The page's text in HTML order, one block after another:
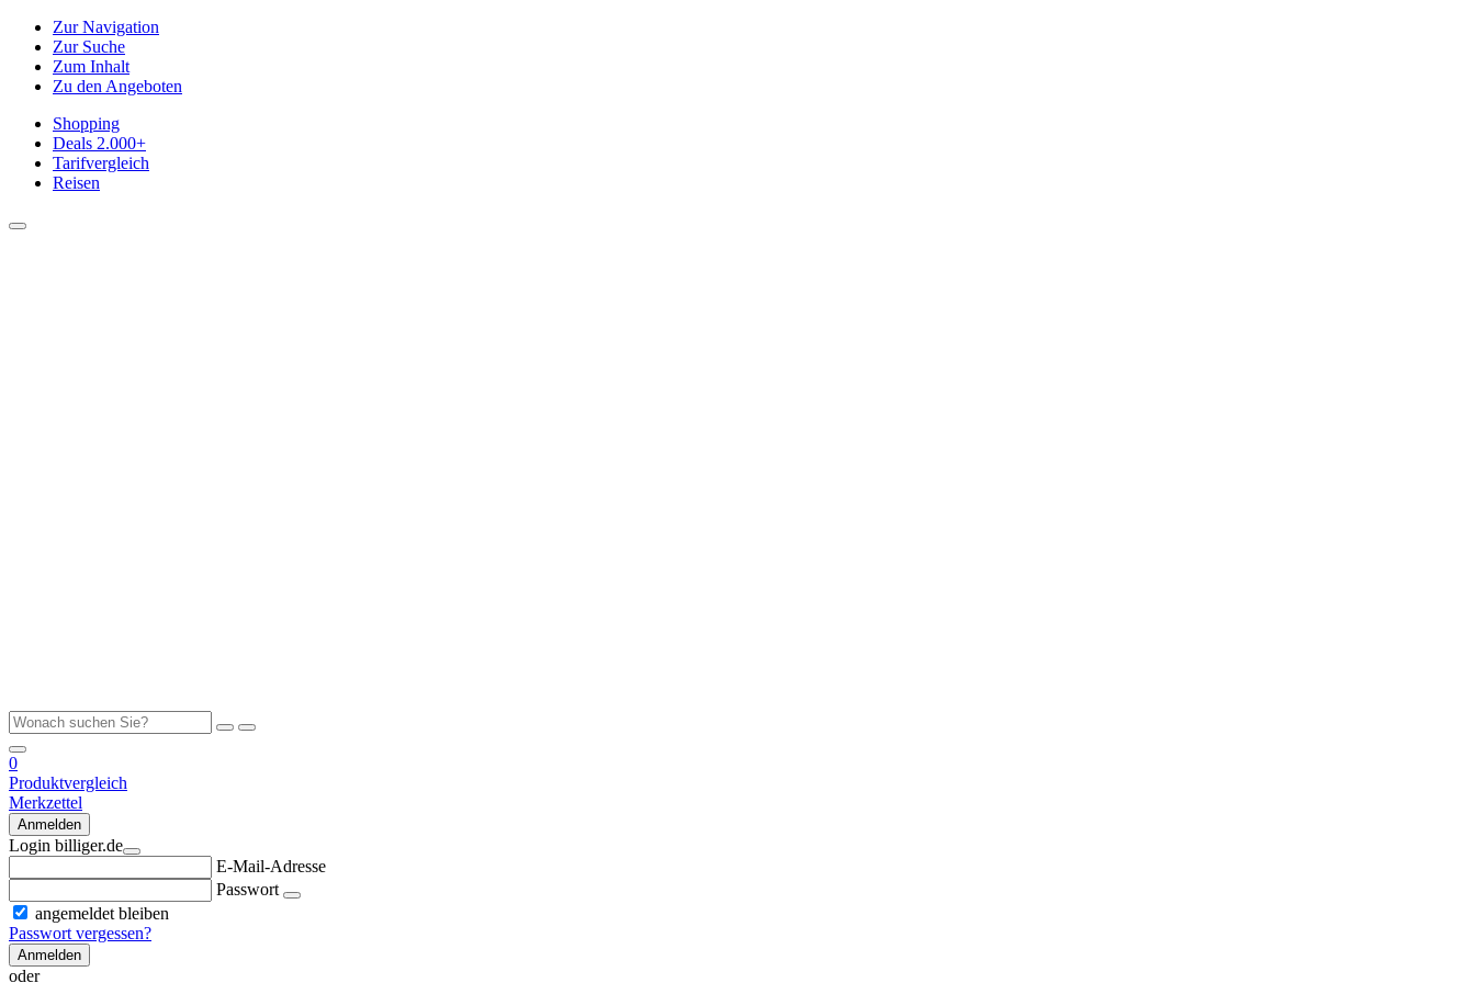
Zur Navigation
Zur Suche
Zum Inhalt
Zu den Angeboten
Shopping
Deals 2.000+
Tarifvergleich
Reisen
0
Produktvergleich
Merkzettel
Anmelden
Login billiger.de
E-Mail-Adresse
Passwort
angemeldet bleiben
Passwort vergessen?
Anmelden
oder